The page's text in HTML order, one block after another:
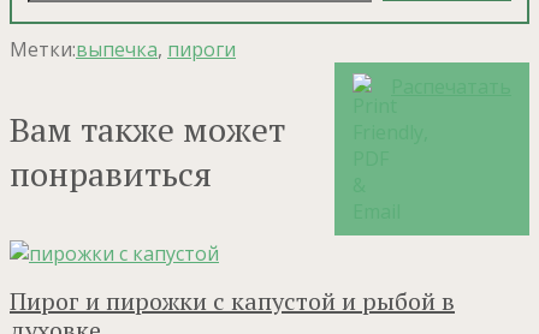
Метки:выпечка, пироги
Вам также может
понравиться
Пирог и пирожки с капустой и рыбой в